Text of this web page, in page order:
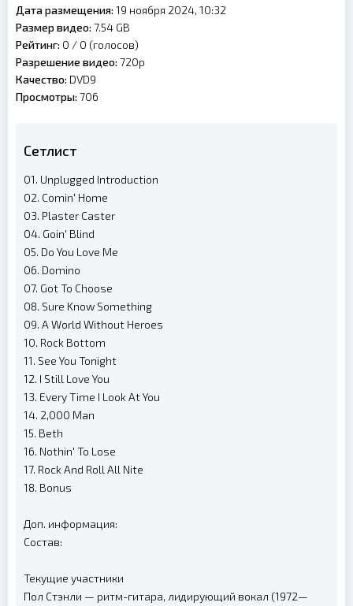
Дата размещения: 19 ноября 2024, 10:32
Размер видео: 7.54 GB
Рейтинг: 0 / 0 (голосов)
Разрешение видео: 720p
Качество: DVD9
Просмотры: 706
Сетлист
01. Unplugged Introduction
02. Comin' Home
03. Plaster Caster
04. Goin' Blind
05. Do You Love Me
06. Domino
07. Got To Choose
08. Sure Know Something
09. A World Without Heroes
10. Rock Bottom
11. See You Tonight
12. I Still Love You
13. Every Time I Look At You
14. 2,000 Man
15. Beth
16. Nothin' To Lose
17. Rock And Roll All Nite
18. Bonus
Доп. информация:
Состав:
Текущие участники
Пол Стэнли — ритм-гитара, лидирующий вокал (1972—